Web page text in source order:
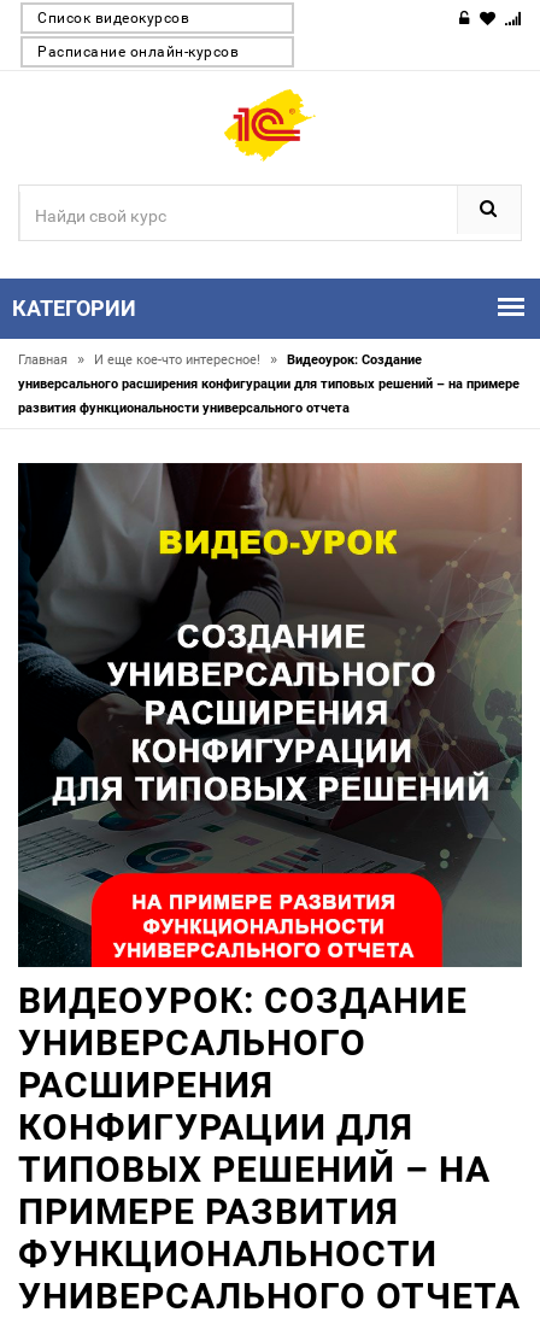
Список видеокурсов
Расписание онлайн-курсов
КАТЕГОРИИ
Главная » И еще кое-что интересное! »
Видеоурок: Создание
универсального расширения конфигурации для типовых решений – на примере
развития функциональности универсального отчета
ВИДЕОУРОК: СОЗДАНИЕ
УНИВЕРСАЛЬНОГО
РАСШИРЕНИЯ
КОНФИГУРАЦИИ ДЛЯ
ТИПОВЫХ РЕШЕНИЙ – НА
ПРИМЕРЕ РАЗВИТИЯ
ФУНКЦИОНАЛЬНОСТИ
УНИВЕРСАЛЬНОГО ОТЧЕТА